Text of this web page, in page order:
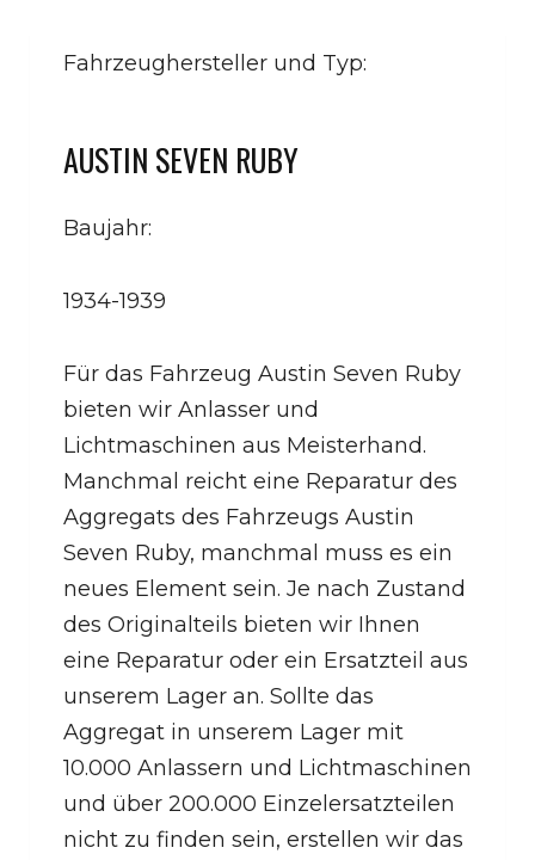
Fahrzeughersteller und Typ:
AUSTIN SEVEN RUBY
Baujahr:
1934-1939
Für das Fahrzeug Austin Seven Ruby
bieten wir Anlasser und
Lichtmaschinen aus Meisterhand.
Manchmal reicht eine Reparatur des
Aggregats des Fahrzeugs Austin
Seven Ruby, manchmal muss es ein
neues Element sein. Je nach Zustand
des Originalteils bieten wir Ihnen
eine Reparatur oder ein Ersatzteil aus
unserem Lager an. Sollte das
Aggregat in unserem Lager mit
10.000 Anlassern und Lichtmaschinen
und über 200.000 Einzelersatzteilen
nicht zu finden sein, erstellen wir das